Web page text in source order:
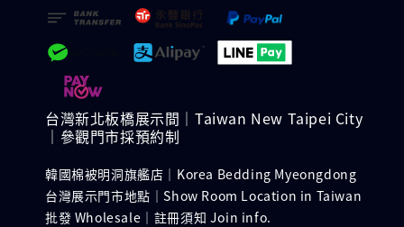
台灣新北板橋展示間｜Taiwan New Taipei City
｜參觀門市採預約制
韓國棉被明洞旗艦店｜Korea Bedding Myeongdong
台灣展示門市地點｜Show Room Location in Taiwan
批發 Wholesale｜註冊須知 Join info.